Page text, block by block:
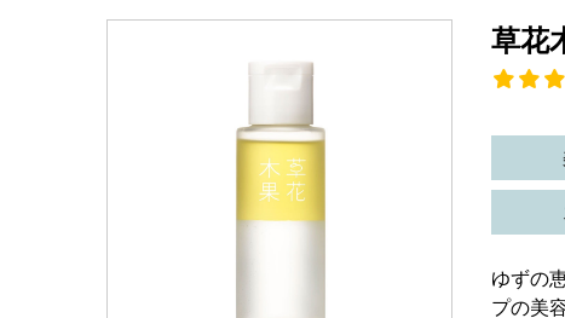
草花
ゆずの
プの美